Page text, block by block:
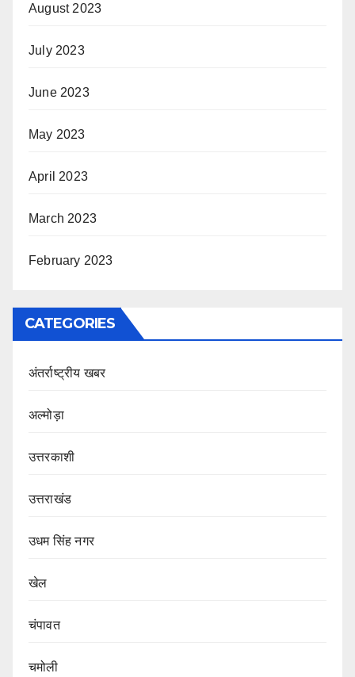
August 2023
July 2023
June 2023
May 2023
April 2023
March 2023
February 2023
CATEGORIES
अंतर्राष्ट्रीय खबर
अल्मोड़ा
उत्तरकाशी
उत्तराखंड
उधम सिंह नगर
खेल
चंपावत
चमोली